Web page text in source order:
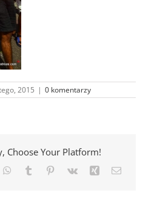
2015 | 0 komentarzy
Choose Your Platform!
WhatsApp
Tumblr Pinterest
Vk Xing Email